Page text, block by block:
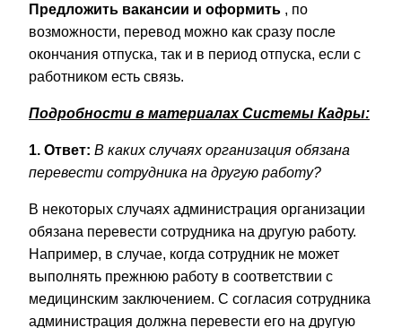
Предложить вакансии и оформить , по
возможности, перевод можно как сразу после
окончания отпуска, так и в период отпуска, если с
работником есть связь.
Подробности в материалах Системы Кадры:
1. Ответ: В каких случаях организация обязана
перевести сотрудника на другую работу?
В некоторых случаях администрация организации
обязана перевести сотрудника на другую работу.
Например, в случае, когда сотрудник не может
выполнять прежнюю работу в соответствии с
медицинским заключением. С согласия сотрудника
администрация должна перевести его на другую